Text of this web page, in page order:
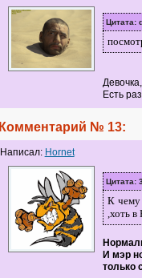
Цитата:
Есть
Комментарий № 13:
Написал: Hornet
Цитата:
К чему
,хоть
И мэр
только